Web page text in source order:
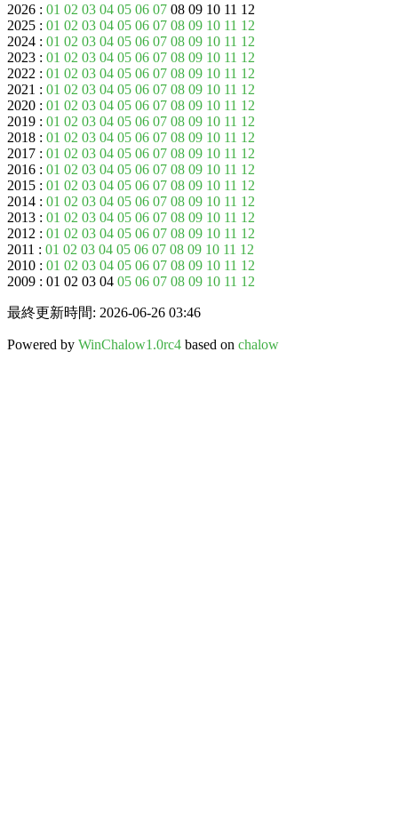
2026 : 01 02 03 04 05 06 07 08 09 10 11 12
2025 : 01 02 03 04 05 06 07 08 09 10 11 12
2024 : 01 02 03 04 05 06 07 08 09 10 11 12
2023 : 01 02 03 04 05 06 07 08 09 10 11 12
2022 : 01 02 03 04 05 06 07 08 09 10 11 12
2021 : 01 02 03 04 05 06 07 08 09 10 11 12
2020 : 01 02 03 04 05 06 07 08 09 10 11 12
2019 : 01 02 03 04 05 06 07 08 09 10 11 12
2018 : 01 02 03 04 05 06 07 08 09 10 11 12
2017 : 01 02 03 04 05 06 07 08 09 10 11 12
2016 : 01 02 03 04 05 06 07 08 09 10 11 12
2015 : 01 02 03 04 05 06 07 08 09 10 11 12
2014 : 01 02 03 04 05 06 07 08 09 10 11 12
2013 : 01 02 03 04 05 06 07 08 09 10 11 12
2012 : 01 02 03 04 05 06 07 08 09 10 11 12
2011 : 01 02 03 04 05 06 07 08 09 10 11 12
2010 : 01 02 03 04 05 06 07 08 09 10 11 12
2009 : 01 02 03 04 05 06 07 08 09 10 11 12
最終更新時間: 2026-06-26 03:46
Powered by WinChalow1.0rc4 based on chalow